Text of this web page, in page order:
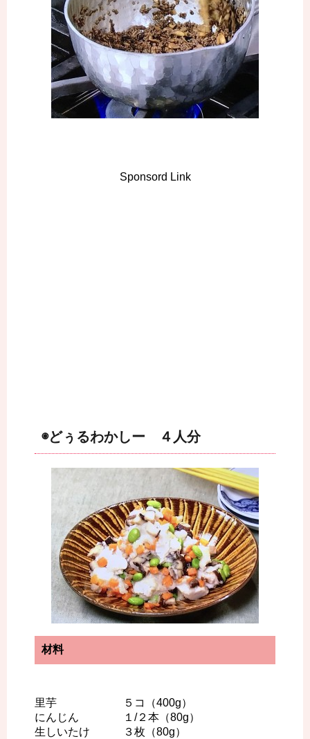
Sponsord Link
◉どぅるわかしー ４人分
材料
里芋 ５コ（400g）
にんじん １/２本（80g）
生しいたけ ３枚（80g）